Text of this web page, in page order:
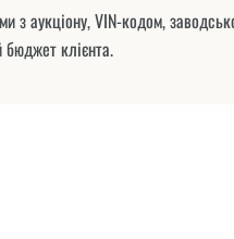
з аукціону, VIN-кодом,
бюджет клієнта.